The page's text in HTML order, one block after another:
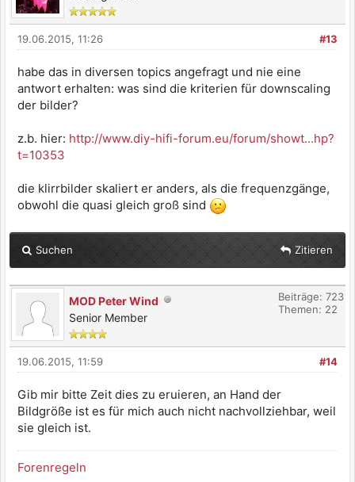
#13
19.06.2015, 11:26
habe das in diversen topics angefragt und nie eine
antwort erhalten: was sind die kriterien für downscaling
der bilder?
z.b. hier: http://www.diy-hifi-forum.eu/forum/showt...hp?
t=10353
die klirrbilder skaliert er anders, als die frequenzgänge,
obwohl die quasi gleich groß sind
Suchen Zitieren
MOD Peter Wind
Senior Member
Beiträge: 723
Themen: 22
#14
19.06.2015, 11:59
Gib mir bitte Zeit dies zu eruieren, an Hand der
Bildgröße ist es für mich auch nicht nachvollziehbar, weil
sie gleich ist.
Forenregeln